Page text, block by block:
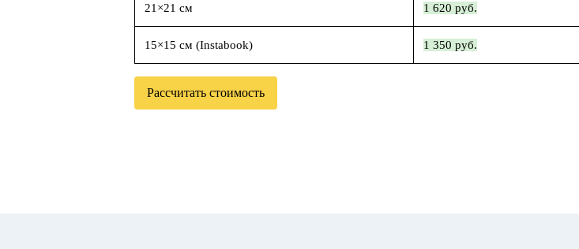
21×21 см 1 620 руб.
15×15 см (Instabook) 1 350 руб.
Рассчитать стоимость